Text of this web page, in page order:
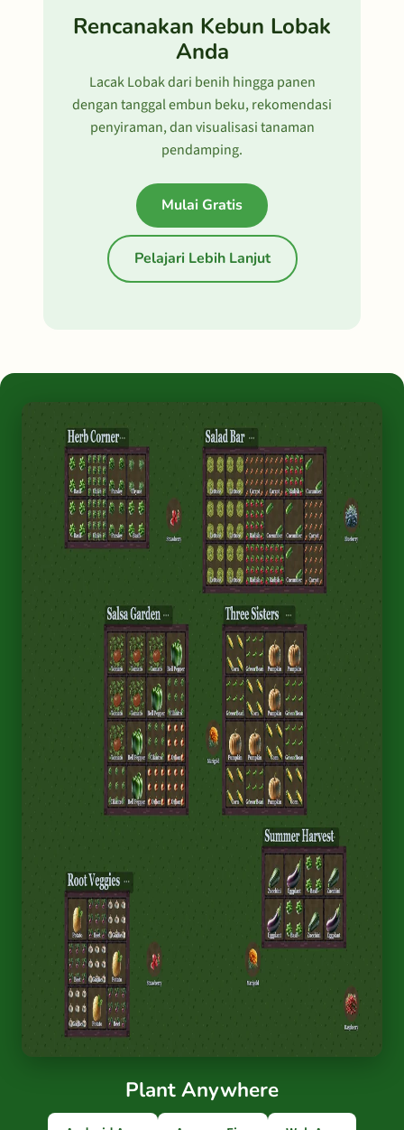
Rencanakan Kebun Lobak
Anda
Lacak Lobak dari benih hingga panen
dengan tanggal embun beku, rekomendasi
penyiraman, dan visualisasi tanaman
pendamping.
Mulai Gratis
Pelajari Lebih Lanjut
Plant Anywhere